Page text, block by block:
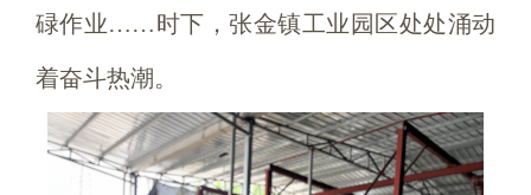
碌作业……时下，张金镇工业园区处处涌动
着奋斗热潮。